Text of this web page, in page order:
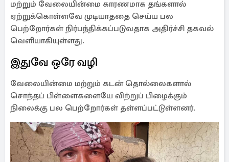
மற்றும் வேலையின்மை காரணமாக தங்களால்
ஏற்றுக்கொள்ளவே முடியாததை செய்ய பல
பெற்றோர்கள் நிர்பந்திக்கப்படுவதாக அதிர்ச்சி தகவல்
வெளியாகியுள்ளது.
இதுவே ஒரே வழி
வேலையின்மை மற்றும் கடன் தொல்லைகளால்
சொந்தப் பிள்ளைகளையே விற்றுப் பிழைக்கும்
நிலைக்கு பல பெற்றோர்கள் தள்ளப்பட்டுள்ளனர்.